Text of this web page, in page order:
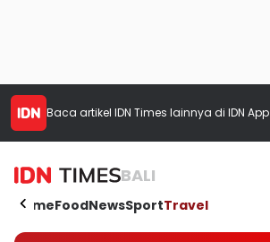
Baca artikel IDN Times lainnya di IDN App
BALI
HomeFoodNewsSportTravel